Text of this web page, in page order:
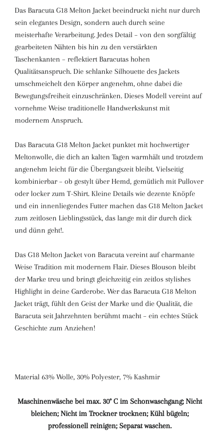
Das Baracuta G18 Melton Jacket beeindruckt nicht nur durch
sein elegantes Design, sondern auch durch seine
meisterhafte Verarbeitung. Jedes Detail – von den sorgfältig
gearbeiteten Nähten bis hin zu den verstärkten
Taschenkanten – reflektiert Baracutas hohen
Qualitätsanspruch. Die schlanke Silhouette des Jackets
umschmeichelt den Körper angenehm, ohne dabei die
Bewegungsfreiheit einzuschränken. Dieses Modell vereint auf
vornehme Weise traditionelle Handwerkskunst mit
modernem Anspruch.
Das Baracuta G18 Melton Jacket punktet mit hochwertiger
Meltonwolle, die dich an kalten Tagen warmhält und trotzdem
angenehm leicht für die Übergangszeit bleibt. Vielseitig
kombinierbar – ob gestylt über Hemd, gemütlich mit Pullover
oder locker zum T-Shirt. Kleine Details wie dezente Knöpfe
und ein innenliegendes Futter machen das G18 Melton Jacket
zum zeitlosen Lieblingsstück, das lange mit dir durch dick
und dünn geht!.
Das G18 Melton Jacket von Baracuta vereint auf charmante
Weise Tradition mit modernem Flair. Dieses Blouson bleibt
der Marke treu und bringt gleichzeitig ein zeitlos stylishes
Highlight in deine Garderobe. Wer das Baracuta G18 Melton
Jacket trägt, fühlt den Geist der Marke und die Qualität, die
Baracuta seit Jahrzehnten berühmt macht – ein echtes Stück
Geschichte zum Anziehen!
Material 63% Wolle, 30% Polyester, 7% Kashmir
Maschinenwäsche bei max. 30° C im Schonwaschgang; Nicht
bleichen; Nicht im Trockner trocknen; Kühl bügeln;
professionell reinigen; Separat waschen.